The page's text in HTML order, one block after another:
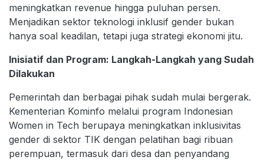
meningkatkan revenue hingga puluhan persen.
Menjadikan sektor teknologi inklusif gender bukan
hanya soal keadilan, tetapi juga strategi ekonomi jitu.
Inisiatif dan Program: Langkah-Langkah yang Sudah
Dilakukan
Pemerintah dan berbagai pihak sudah mulai bergerak.
Kementerian Kominfo melalui program Indonesian
Women in Tech berupaya meningkatkan inklusivitas
gender di sektor TIK dengan pelatihan bagi ribuan
perempuan, termasuk dari desa dan penyandang